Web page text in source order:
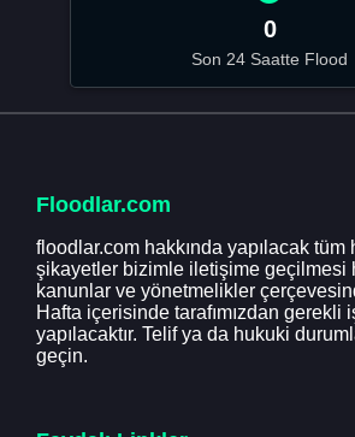
0
Son 24 Saatte Flood
Floodlar.com
floodlar.com hakkında yapılacak tüm
şikayetler bizimle iletişime geçilmesi
kanunlar ve yönetmelikler
Hafta içerisinde tarafımızdan gerekli
yapılacaktır. Telif ya da hukuki
geçin.